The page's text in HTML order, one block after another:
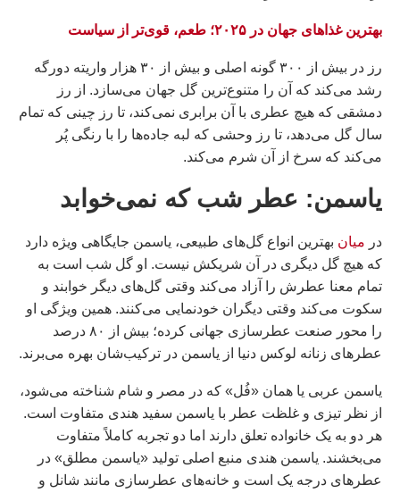
بهترین غذاهای جهان در ۲۰۲۵؛ طعم، قوی‌تر از سیاست
رز در بیش از ۳۰۰ گونه اصلی و بیش از ۳۰ هزار واریته دورگه
رشد می‌کند که آن را متنوع‌ترین گل جهان می‌سازد. از رز
دمشقی که هیچ عطری با آن برابری نمی‌کند، تا رز چینی که تمام
سال گل می‌دهد، تا رز وحشی که لبه جاده‌ها را با رنگی پُر
می‌کند که سرخ از آن شرم می‌کند.
یاسمن: عطر شب که نمی‌خوابد
در میان بهترین انواع گل‌های طبیعی، یاسمن جایگاهی ویژه دارد
که هیچ گل دیگری در آن شریکش نیست. او گل شب است به
تمام معنا عطرش را آزاد می‌کند وقتی گل‌های دیگر خوابند و
سکوت می‌کند وقتی دیگران خودنمایی می‌کنند. همین ویژگی او
را محور صنعت عطرسازی جهانی کرده؛ بیش از ۸۰ درصد
عطرهای زنانه لوکس دنیا از یاسمن در ترکیب‌شان بهره می‌برند.
یاسمن عربی یا همان «فُل» که در مصر و شام شناخته می‌شود،
از نظر تیزی و غلظت عطر با یاسمن سفید هندی متفاوت است.
هر دو به یک خانواده تعلق دارند اما دو تجربه کاملاً متفاوت
می‌بخشند. یاسمن هندی منبع اصلی تولید «یاسمن مطلق» در
عطرهای درجه یک است و خانه‌های عطرسازی مانند شانل و